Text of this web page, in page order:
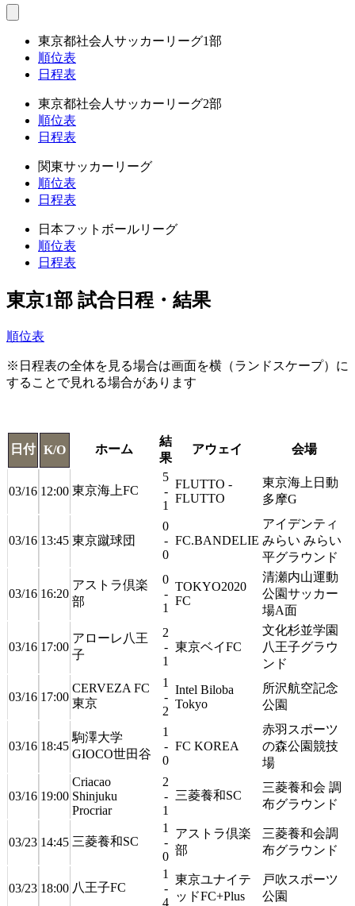
東京都社会人サッカーリーグ1部
順位表
日程表
東京都社会人サッカーリーグ2部
順位表
日程表
関東サッカーリーグ
順位表
日程表
日本フットボールリーグ
順位表
日程表
東京1部 試合日程・結果
順位表
※日程表の全体を見る場合は画面を横（ランドスケープ）に
することで見れる場合があります
日付 K/O ホーム
結
果
アウェイ 会場
03/16 12:00 東京海上FC
5
-
1
FLUTTO -
FLUTTO
東京海上日動
多摩G
03/16 13:45 東京蹴球団
0
-
0
FC.BANDELIE
アイデンティ
みらい みらい
平グラウンド
03/16 16:20
アストラ倶楽
部
0
-
1
TOKYO2020
FC
清瀬内山運動
公園サッカー
場A面
03/16 17:00
アローレ八王
子
2
-
1
東京ベイFC
文化杉並学園
八王子グラウ
ンド
03/16 17:00
CERVEZA FC
東京
1
-
2
Intel Biloba
Tokyo
所沢航空記念
公園
03/16 18:45
駒澤大学
GIOCO世田谷
1
-
0
FC KOREA
赤羽スポーツ
の森公園競技
場
03/16 19:00
Criacao
Shinjuku
Procriar
2
-
1
三菱養和SC
三菱養和会 調
布グラウンド
03/23 14:45 三菱養和SC
1
-
0
アストラ倶楽
部
三菱養和会調
布グラウンド
03/23 18:00 八王子FC
1
-
4
東京ユナイテ
ッドFC+Plus
戸吹スポーツ
公園